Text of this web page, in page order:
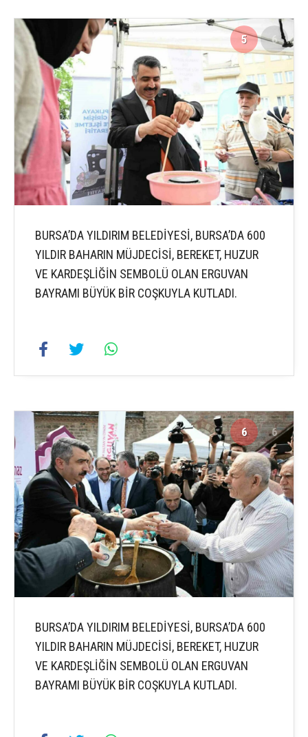
5 6
BURSA’DA YILDIRIM BELEDİYESİ, BURSA’DA 600
YILDIR BAHARIN MÜJDECİSİ, BEREKET, HUZUR
VE KARDEŞLİĞİN SEMBOLÜ OLAN ERGUVAN
BAYRAMI BÜYÜK BİR COŞKUYLA KUTLADI.
6 6
BURSA’DA YILDIRIM BELEDİYESİ, BURSA’DA 600
YILDIR BAHARIN MÜJDECİSİ, BEREKET, HUZUR
VE KARDEŞLİĞİN SEMBOLÜ OLAN ERGUVAN
BAYRAMI BÜYÜK BİR COŞKUYLA KUTLADI.